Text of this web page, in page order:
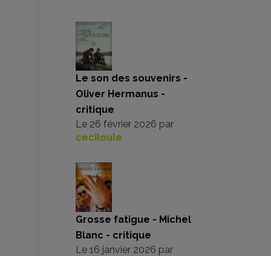
Le son des souvenirs -
Oliver Hermanus -
critique
Le 26 février 2026 par
ceciloule
Grosse fatigue - Michel
Blanc - critique
Le 16 janvier 2026 par